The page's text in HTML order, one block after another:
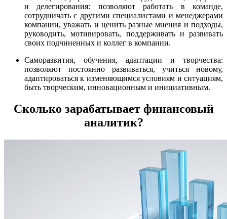
и делегирования: позволяют работать в команде,
сотрудничать с другими специалистами и менеджерами
компании, уважать и ценить разные мнения и подходы,
руководить, мотивировать, поддерживать и развивать
своих подчиненных и коллег в компании.
Саморазвития, обучения, адаптации и творчества:
позволяют постоянно развиваться, учиться новому,
адаптироваться к изменяющимся условиям и ситуациям,
быть творческим, инновационным и инициативным.
Сколько зарабатывает финансовый
аналитик?